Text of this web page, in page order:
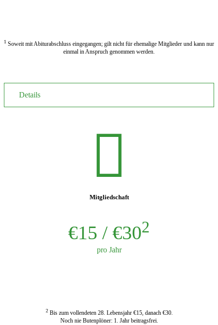
1 Soweit mit Abiturabschluss eingegangen; gilt nicht für ehemalige Mitglieder und kann nur
einmal in Anspruch genommen werden.
Details
Mitgliedschaft
€15 / €302
pro Jahr
2Bis zum vollendeten 28. Lebensjahr €15, danach €30.
Noch nie Butenplöner: 1. Jahr beitragsfrei.